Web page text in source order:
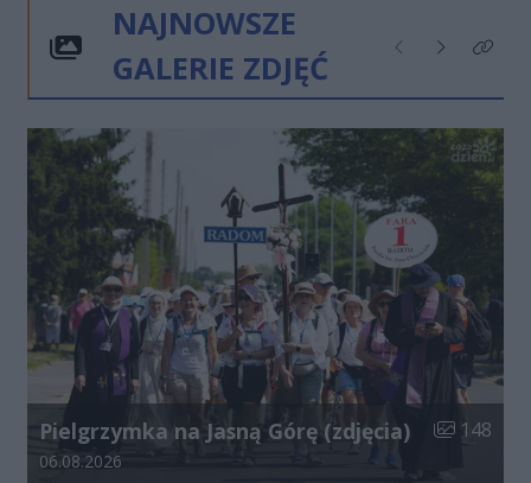
NAJNOWSZE
GALERIE ZDJĘĆ
Poprzednie
NastępneKliknij
Pielgrzymka na Jasną Górę (zdjęcia) Liczba
148
Data dodania galerii:
06.08.2026